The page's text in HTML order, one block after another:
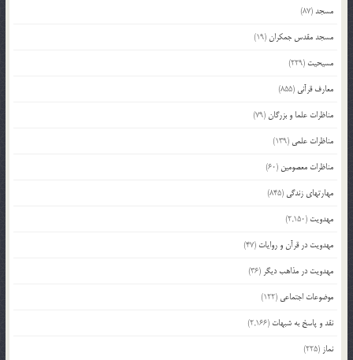
مسجد(87)
مسجد مقدس جمکران(19)
مسیحیت (229)
معارف قرآنی (855)
مناظرات علما و بزرگان(79)
مناظرات علمی (139)
مناظرات معصومین (60)
مهارتهای زندگی (845)
مهدویت (2,150)
مهدویت در قرآن و روایات (47)
مهدویت در مذاهب دیگر (36)
موضوعات اجتماعی (122)
نقد و پاسخ به شبهات (2,166)
نماز (225)